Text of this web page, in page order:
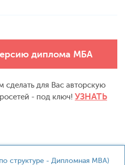
диплома МБА
для Вас авторскую
- под ключ! УЗНАТЬ
структуре - Дипломная MBA)